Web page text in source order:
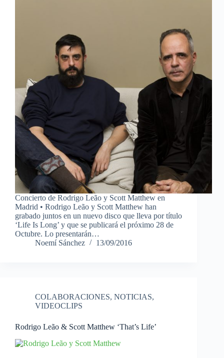
Concierto de Rodrigo Leão y Scott Matthew en
Madrid • Rodrigo Leão y Scott Matthew han
grabado juntos en un nuevo disco que lleva por título
‘Life Is Long’ y que se publicará el próximo 28 de
Octubre. Lo presentarán…
Noemí Sánchez
13/09/2016
COLABORACIONES, NOTICIAS,
VIDEOCLIPS
Rodrigo Leão & Scott Matthew ‘That’s Life’